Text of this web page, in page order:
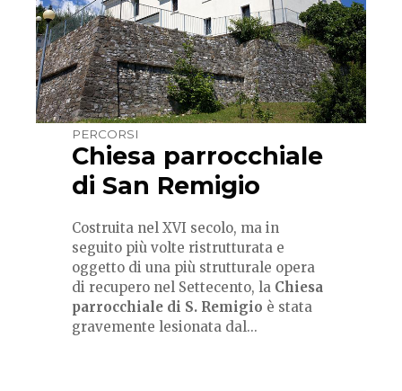
PERCORSI
Chiesa parrocchiale
di San Remigio
Costruita nel XVI secolo, ma in
seguito più volte ristrutturata e
oggetto di una più strutturale opera
di recupero nel Settecento, la Chiesa
parrocchiale di S. Remigio è stata
gravemente lesionata dal...